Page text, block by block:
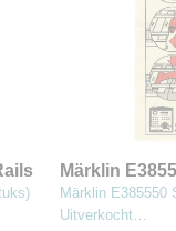
Märklin
(5 stuks)
Märklin E385550
Uitverkocht…